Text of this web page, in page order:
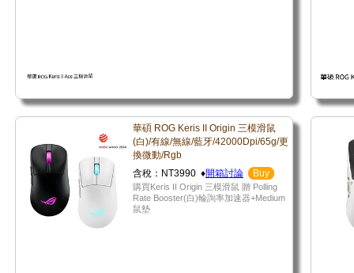
華碩 ROG Keris II Origin 三模滑鼠
(白)/有線/無線/藍牙/42000Dpi/65g/更
換微動/Rgb
含稅：NT3990 ♦開箱討論 Buy
購買Keris II Origin 三模滑鼠 贈 Polling
Rate Booster(白)輪詢率加速器+Medium
鼠墊